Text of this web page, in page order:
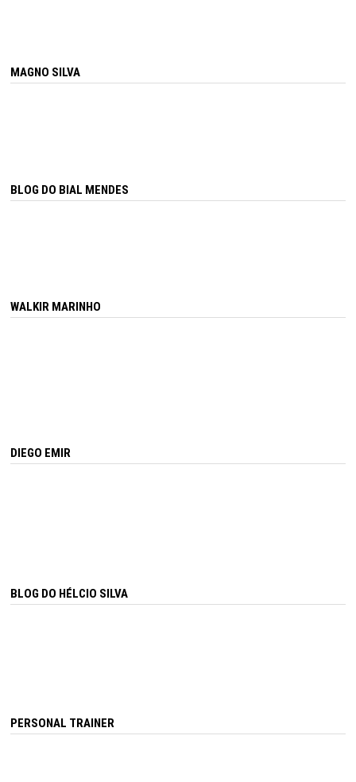
MAGNO SILVA
BLOG DO BIAL MENDES
WALKIR MARINHO
DIEGO EMIR
BLOG DO HÉLCIO SILVA
PERSONAL TRAINER